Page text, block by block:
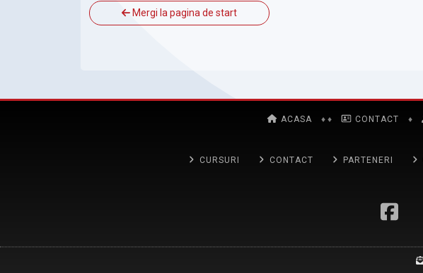
Mergi la pagina de start
ACASA ♦ ♦ CONTACT ♦
CURSURI CONTACT PARTENERI